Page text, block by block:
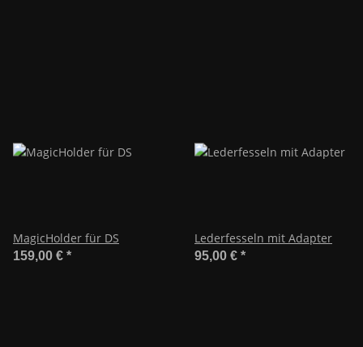
MagicHolder für DS
159,00 € *
Lederfesseln mit Adapter
95,00 € *